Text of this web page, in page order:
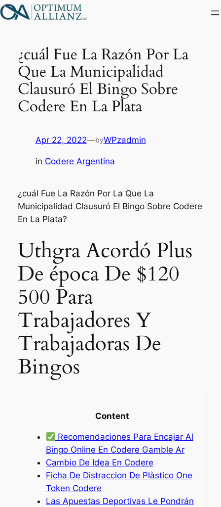
Skip
to
¿cuál Fue La Razón Por La
Que La Municipalidad
Clausuró El Bingo Sobre
Codere En La Plata
Apr 22, 2022—byWPzadmin
in Codere Argentina
¿cuál Fue La Razón Por La Que La
Municipalidad Clausuró El Bingo Sobre Codere
En La Plata?
Uthgra Acordó Plus
De época De $120
500 Para
Trabajadores Y
Trabajadoras De
Bingos
Content
Recomendaciones Para Encajar Al
Bingo Online En Codere Gamble Ar
Cambio De Idea En Codere
Ficha De Distraccion De Plàstico One
Token Codere
Las Apuestas Deportivas Le Pondrán